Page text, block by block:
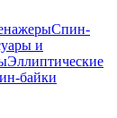
Спин-
и
Эллиптические
байки